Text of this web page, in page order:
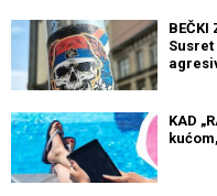
BEČKI
KAD